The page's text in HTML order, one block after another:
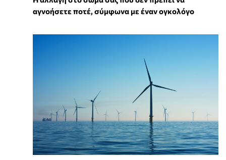
αγνοήσετε ποτέ, σύμφωνα με έναν ογκολόγο